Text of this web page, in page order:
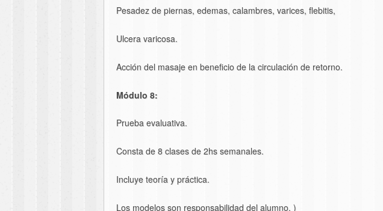
Pesadez de piernas, edemas, calambres, varices, flebitis,
Ulcera varicosa.
Acción del masaje en beneficio de la circulación de retorno.
Módulo 8:
Prueba evaluativa.
Consta de 8 clases de 2hs semanales.
Incluye teoría y práctica.
Los modelos son responsabilidad del alumno. )